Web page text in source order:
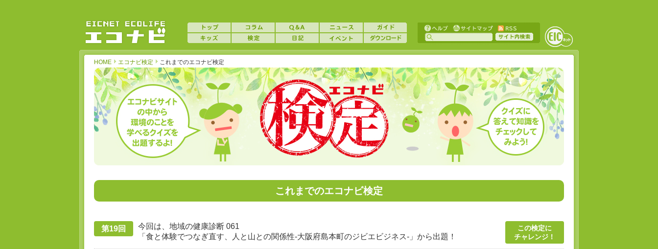
HOME エコナビ検定 これまでのエコナビ検定
これまでのエコナビ検定
第19回
今回は、地域の健康診断 061
「食と体験でつなぎ直す、人と山との関係性-大阪府島本町のジビエビジネス-」から出題！
この検定に
チャレンジ！